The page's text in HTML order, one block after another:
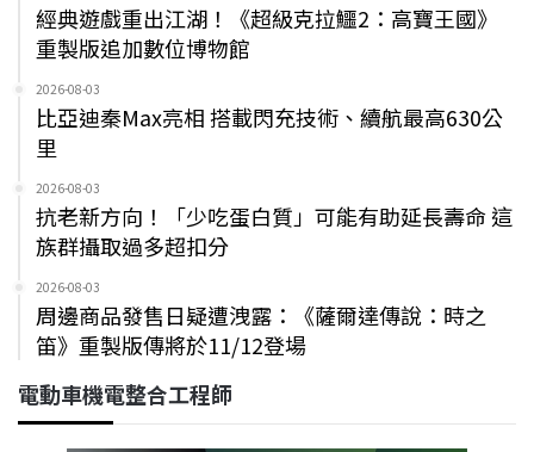
經典遊戲重出江湖！《超級克拉鱷2：高寶王國》
重製版追加數位博物館
2026-08-03
比亞迪秦Max亮相 搭載閃充技術、續航最高630公
里
2026-08-03
抗老新方向！「少吃蛋白質」可能有助延長壽命 這
族群攝取過多超扣分
2026-08-03
周邊商品發售日疑遭洩露：《薩爾達傳說：時之
笛》重製版傳將於11/12登場
電動車機電整合工程師